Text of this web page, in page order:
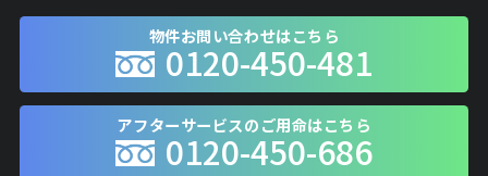
物件お問い合わせはこちら
0120-450-481
アフターサービスのご用命はこちら
0120-450-686